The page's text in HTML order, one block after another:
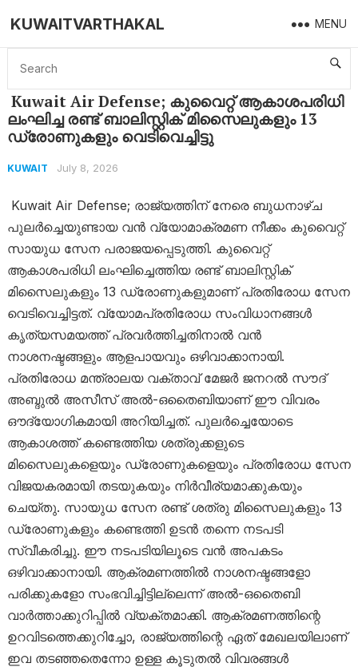
KUWAITVARTHAKAL MENU
Home Kuwait Kuwait Air Defense; കുവൈറ്റ് ആകാശപരിധി ലംഘിച്ച രണ്ട് ബാലിസ്റ്റിക് മിസൈലുകളും 13 ഡ്രോണുകളും വെടിവെച്ചിട്ടു
Kuwait Air Defense; കുവൈറ്റ് ആകാശപരിധി
ലംഘിച്ച രണ്ട് ബാലിസ്റ്റിക് മിസൈലുകളും 13
ഡ്രോണുകളും വെടിവെച്ചിട്ടു
KUWAIT July 8, 2026
Kuwait Air Defense; രാജ്യത്തിന് നേരെ ബുധനാഴ്ച
പുലർച്ചെയുണ്ടായ വൻ വ്യോമാക്രമണ നീക്കം കുവൈറ്റ്
സായുധ സേന പരാജയപ്പെടുത്തി. കുവൈറ്റ്
ആകാശപരിധി ലംഘിച്ചെത്തിയ രണ്ട് ബാലിസ്റ്റിക്
മിസൈലുകളും 13 ഡ്രോണുകളുമാണ് പ്രതിരോധ സേന
വെടിവെച്ചിട്ടത്. വ്യോമപ്രതിരോധ സംവിധാനങ്ങൾ
കൃത്യസമയത്ത് പ്രവർത്തിച്ചതിനാൽ വൻ
നാശനഷ്ടങ്ങളും ആളപായവും ഒഴിവാക്കാനായി.
പ്രതിരോധ മന്ത്രാലയ വക്താവ് മേജർ ജനറൽ സൗദ്
അബ്ദുൽ അസീസ് അൽ-ഒതൈബിയാണ് ഈ വിവരം
ഔദ്യോഗികമായി അറിയിച്ചത്. പുലർച്ചെയോടെ
ആകാശത്ത് കണ്ടെത്തിയ ശത്രുക്കളുടെ
മിസൈലുകളെയും ഡ്രോണുകളെയും പ്രതിരോധ സേന
വിജയകരമായി തടയുകയും നിർവീര്യമാക്കുകയും
ചെയ്തു. സായുധ സേന രണ്ട് ശത്രു മിസൈലുകളും 13
ഡ്രോണുകളും കണ്ടെത്തി ഉടൻ തന്നെ നടപടി
സ്വീകരിച്ചു. ഈ നടപടിയിലൂടെ വൻ അപകടം
ഒഴിവാക്കാനായി. ആക്രമണത്തിൽ നാശനഷ്ടങ്ങളോ
പരിക്കുകളോ സംഭവിച്ചിട്ടില്ലെന്ന് അൽ-ഒതൈബി
വാർത്താക്കുറിപ്പിൽ വ്യക്തമാക്കി. ആക്രമണത്തിന്റെ
ഉറവിടത്തെക്കുറിച്ചോ, രാജ്യത്തിന്റെ ഏത് മേഖലയിലാണ്
ഇവ തടഞ്ഞതെന്നോ ഉള്ള കൂടുതൽ വിവരങ്ങൾ